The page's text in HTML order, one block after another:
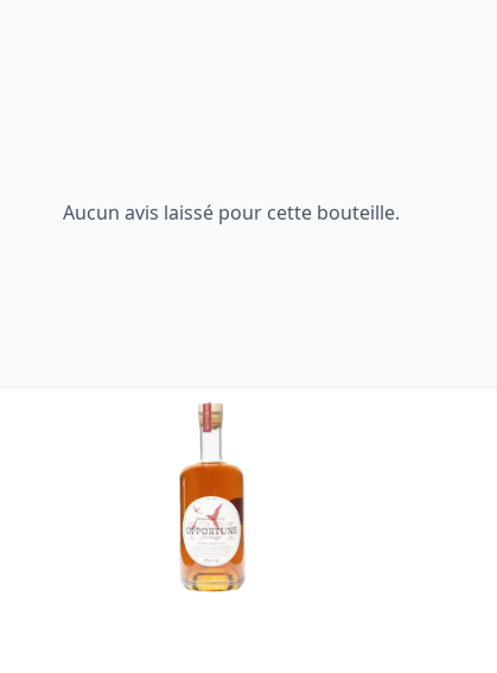
Aucun avis laissé pour cette bouteille.